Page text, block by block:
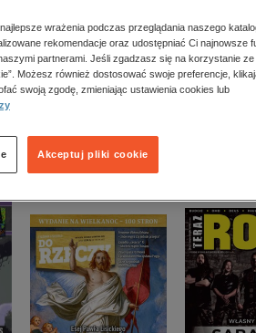
jest dostępny.
wrażenia podczas przeglądania naszego
rekomendacje oraz udostępniać Ci najnowsze
partnerami. Jeśli zgadzasz się na korzystanie ze
Możesz również dostosować swoje preferencje,
swoją zgodę, zmieniając ustawienia cookies lub
Akceptuj pliki cookie